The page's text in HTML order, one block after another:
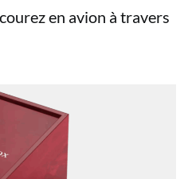
en avion à travers